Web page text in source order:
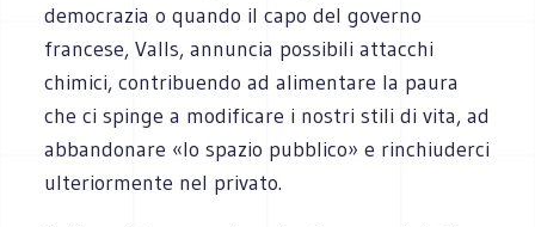
democrazia o quando il capo del governo
francese, Valls, annuncia possibili attacchi
chimici, contribuendo ad alimentare la paura
che ci spinge a modificare i nostri stili di vita, ad
abbandonare «lo spazio pubblico» e rinchiuderci
ulteriormente nel privato.